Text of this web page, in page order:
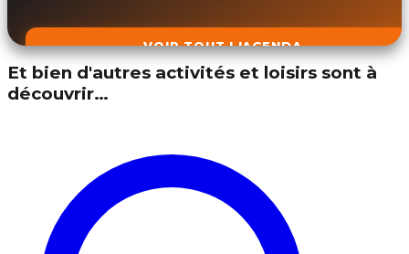
VOIR TOUT L'AGENDA
Et bien d'autres activités et loisirs sont à
découvrir…